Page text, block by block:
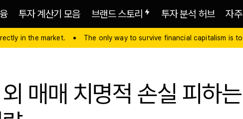
투자 계산기 모음 브랜드 스토리 투자 분석 허브 자
in the market. The only way to survive financial capitalism is
매매 치명적 손실 피하는